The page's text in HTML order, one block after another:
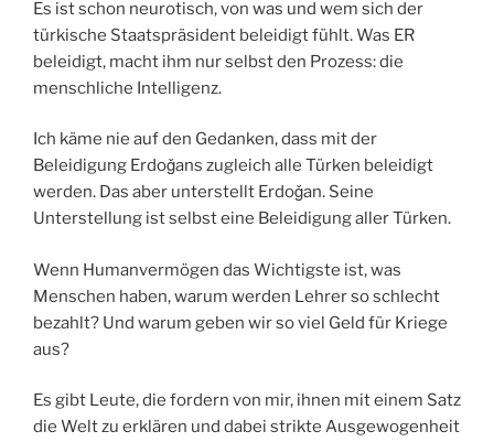
Es ist schon neurotisch, von was und wem sich der
türkische Staatspräsident beleidigt fühlt. Was ER
beleidigt, macht ihm nur selbst den Prozess: die
menschliche Intelligenz.
Ich käme nie auf den Gedanken, dass mit der
Beleidigung Erdoǧans zugleich alle Türken beleidigt
werden. Das aber unterstellt Erdoǧan. Seine
Unterstellung ist selbst eine Beleidigung aller Türken.
Wenn Humanvermögen das Wichtigste ist, was
Menschen haben, warum werden Lehrer so schlecht
bezahlt? Und warum geben wir so viel Geld für Kriege
aus?
Es gibt Leute, die fordern von mir, ihnen mit einem Satz
die Welt zu erklären und dabei strikte Ausgewogenheit